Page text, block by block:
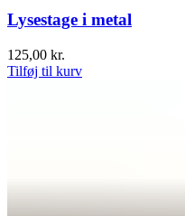
Lysestage i metal
125,00 kr.
Tilføj til kurv